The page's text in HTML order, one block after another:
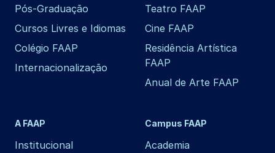
Pós-Graduação
Cursos Livres e Idiomas
Colégio FAAP
Internacionalização
Teatro FAAP
Cine FAAP
Residência Artística
FAAP
Anual de Arte FAAP
A FAAP
Institucional
Campus FAAP
Academia